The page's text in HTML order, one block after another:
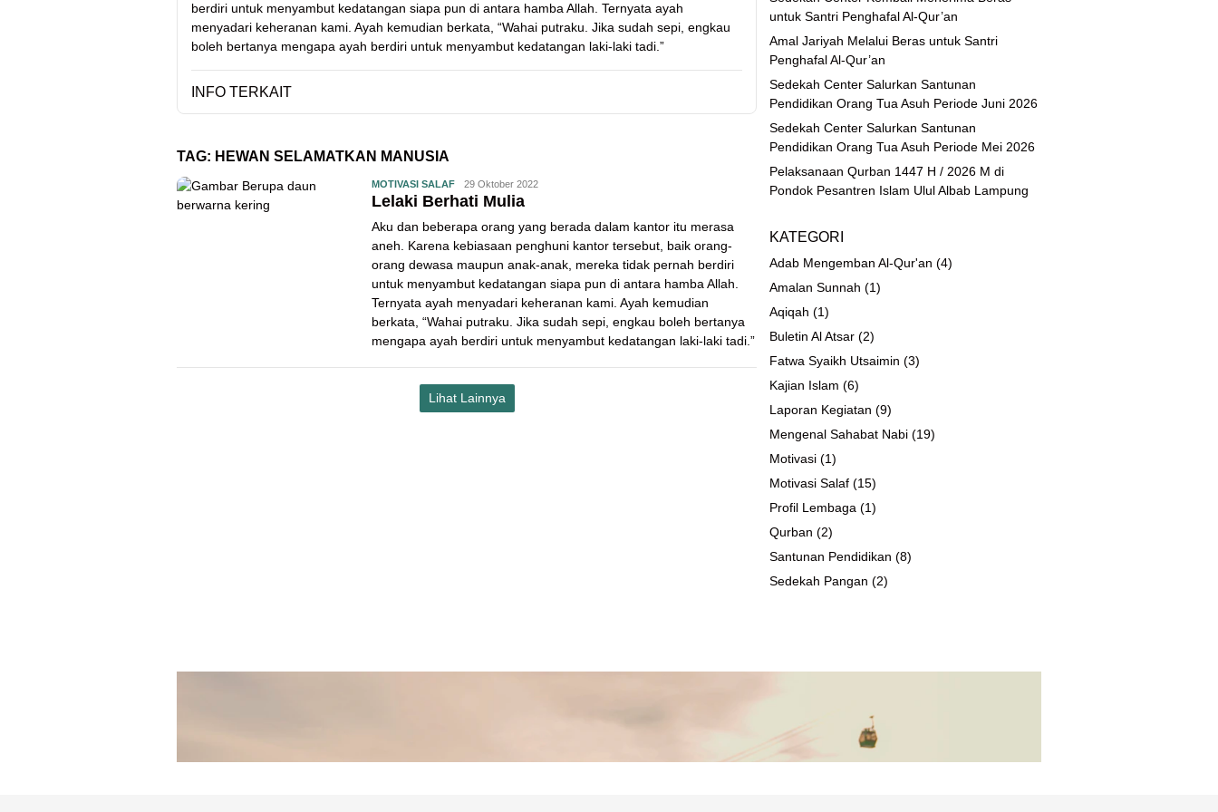
berdiri untuk menyambut kedatangan siapa pun di antara hamba Allah. Ternyata ayah
menyadari keheranan kami. Ayah kemudian berkata, “Wahai putraku. Jika sudah sepi, engkau
boleh bertanya mengapa ayah berdiri untuk menyambut kedatangan laki-laki tadi.”
INFO TERKAIT
TAG: HEWAN SELAMATKAN MANUSIA
MOTIVASI SALAF 29 Oktober 2022
Lelaki Berhati Mulia
Aku dan beberapa orang yang berada dalam kantor itu merasa
aneh. Karena kebiasaan penghuni kantor tersebut, baik orang-
orang dewasa maupun anak-anak, mereka tidak pernah berdiri
untuk menyambut kedatangan siapa pun di antara hamba Allah.
Ternyata ayah menyadari keheranan kami. Ayah kemudian
berkata, “Wahai putraku. Jika sudah sepi, engkau boleh bertanya
mengapa ayah berdiri untuk menyambut kedatangan laki-laki tadi.”
Lihat Lainnya
untuk Santri Penghafal Al-Qur’an
Amal Jariyah Melalui Beras untuk Santri
Penghafal Al-Qur’an
Sedekah Center Salurkan Santunan
Pendidikan Orang Tua Asuh Periode Juni 2026
Sedekah Center Salurkan Santunan
Pendidikan Orang Tua Asuh Periode Mei 2026
Pelaksanaan Qurban 1447 H / 2026 M di
Pondok Pesantren Islam Ulul Albab Lampung
KATEGORI
Adab Mengemban Al-Qur'an (4)
Amalan Sunnah (1)
Aqiqah (1)
Buletin Al Atsar (2)
Fatwa Syaikh Utsaimin (3)
Kajian Islam (6)
Laporan Kegiatan (9)
Mengenal Sahabat Nabi (19)
Motivasi (1)
Motivasi Salaf (15)
Profil Lembaga (1)
Qurban (2)
Santunan Pendidikan (8)
Sedekah Pangan (2)